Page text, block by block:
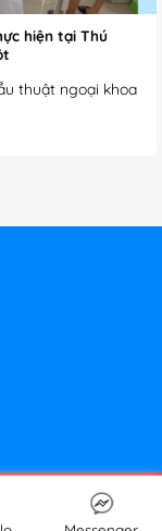
hiện tại Thú
thuật ngoại khoa
Nở Bình Dương |